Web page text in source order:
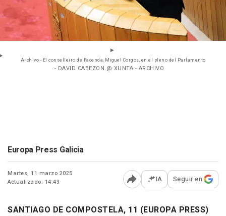
Archivo - El conselleiro de Facenda, Miguel Corgos, en el pleno del Parlamento
- DAVID CABEZON @ XUNTA - ARCHIVO
Europa Press Galicia
Martes, 11 marzo 2025
Actualizado: 14:43
Abrir opciones para
IA Seguir en
SANTIAGO DE COMPOSTELA, 11 (EUROPA PRESS)